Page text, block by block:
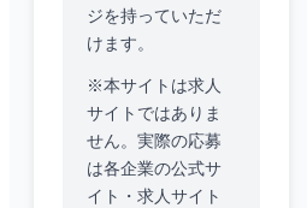
ジを持っていただ
けます。
※本サイトは求人
サイトではありま
せん。実際の応募
は各企業の公式サ
イト・求人サイト